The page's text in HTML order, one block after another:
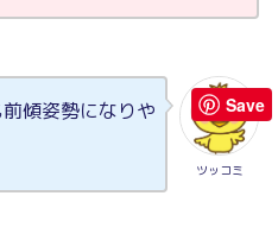
ツッコミ
傾姿勢になりや
Save